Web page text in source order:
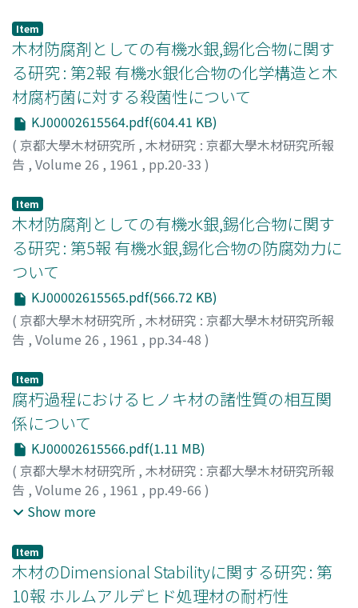
Item
木材防腐剤としての有機水銀,錫化合物に関す
る研究 : 第2報 有機水銀化合物の化学構造と木
材腐朽菌に対する殺菌性について
KJ00002615564.pdf(604.41 KB)
( 京都大學木材研究所 , 木材研究 : 京都大學木材研究所報
告 , Volume 26 , 1961 , pp.20-33 )
Item
木材防腐剤としての有機水銀,錫化合物に関す
る研究 : 第5報 有機水銀,錫化合物の防腐効力に
ついて
KJ00002615565.pdf(566.72 KB)
( 京都大學木材研究所 , 木材研究 : 京都大學木材研究所報
告 , Volume 26 , 1961 , pp.34-48 )
フセ, ゴロウ
Item
腐朽過程におけるヒノキ材の諸性質の相互関
係について
KJ00002615566.pdf(1.11 MB)
( 京都大學木材研究所 , 木材研究 : 京都大學木材研究所報
告 , Volume 26 , 1961 , pp.49-66 )
布施, 五郎;白石, 信夫
ライシ, ノブオ
Show more
Item
木材のDimensional Stabilityに関する研究 : 第
10報 ホルムアルデヒド処理材の耐朽性